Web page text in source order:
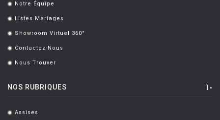
. Notre Équipe
. Listes Mariages
. Showroom Virtuel 360°
. Contactez-Nous
. Nous Trouver
NOS RUBRIQUES
. Assises